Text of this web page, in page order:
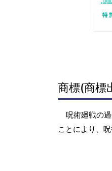
商標(商標
呪術廻戦の
ことにより、